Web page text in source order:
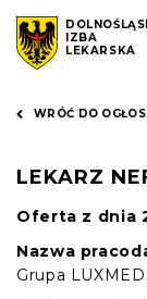
IZBA
LEKARSKA
WRÓĆ DO
LEKARZ
Oferta z dnia
Nazwa
Grupa LUXMED